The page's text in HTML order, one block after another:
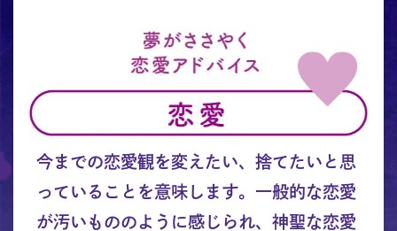
今までの恋愛観を変えたい、捨てたいと思
っていることを意味します。一般的な恋愛
が汚いもののように感じられ、神聖な恋愛